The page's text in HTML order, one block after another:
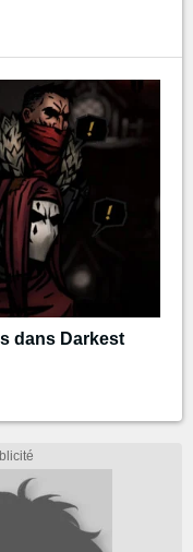
dans Darkest